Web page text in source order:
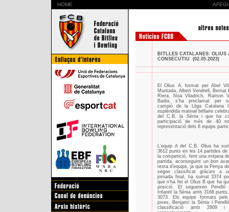
HOME
BITLLES CATALANES:
CONSECUTIU (02.05.2023)
El Olius A, format per Abel
Muntada, Albert Vendrell, Bernat
Riera, Noa Viladrich, Ramon
Badia, s’ha proclamat per
campió de la Lliga Catalana
esplèndida matinal bitllaire
del C.B. la Sénia i que ha
participació de més de 40
representació dels 8 equips
L’equip A del C.B. Olius ha
3612 punts en les 14 partides
la competició, fent una mitjana
partida, aconseguint un bon
resta d’equips, ja que la Penya
segon classificat gràcies a
jornada final, ha sumat 3374
que n’ha fet el Olius B que ha
posició. El segueixen
Infantil la Sénia amb 3168
3073. Els equips formats
joves, Benjamí la Sénia i
classificació amb 2809 i